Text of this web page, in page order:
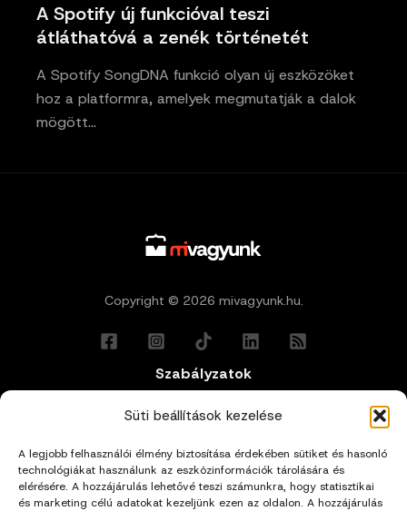
Süti beállítások kezelése
A legjobb felhasználói élmény biztosítása érdekében sütiket és hasonló
technológiákat használunk az eszközinformációk tárolására és
elérésére. A hozzájárulás lehetővé teszi számunkra, hogy statisztikai
és marketing célú adatokat kezeljünk ezen az oldalon. A hozzájárulás
A Spotify új funkcióval teszi
átláthatóvá a zenék történetét
A Spotify SongDNA funkció olyan új eszközöket
hoz a platformra, amelyek megmutatják a dalok
mögött…
Copyright © 2026 mivagyunk.hu.
Szabályzatok
Általános Felhasználási Feltételek
Adatkezelési Tájékoztató
Impresszum